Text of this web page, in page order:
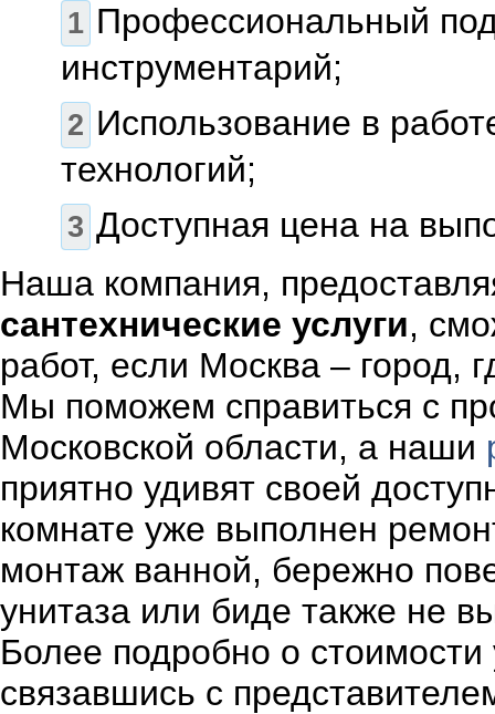
Профессиональный
инструментарий;
Использование в
технологий;
Доступная цена на
Наша компания,
сантехнические услуги,
работ, если Москва – город,
Мы поможем справиться с
Московской области, а наши
приятно удивят своей
комнате уже выполнен
монтаж ванной, бережно
унитаза или биде также не
Более подробно о
связавшись с